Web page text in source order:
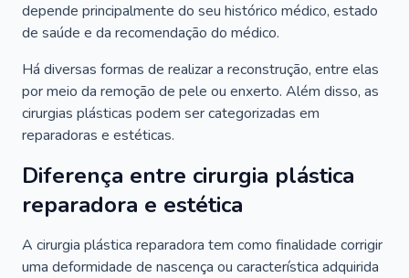
depende principalmente do seu histórico médico, estado
de saúde e da recomendação do médico.
Há diversas formas de realizar a reconstrução, entre elas
por meio da remoção de pele ou enxerto. Além disso, as
cirurgias plásticas podem ser categorizadas em
reparadoras e estéticas.
Diferença entre cirurgia plástica
reparadora e estética
A cirurgia plástica reparadora tem como finalidade corrigir
uma deformidade de nascença ou característica adquirida